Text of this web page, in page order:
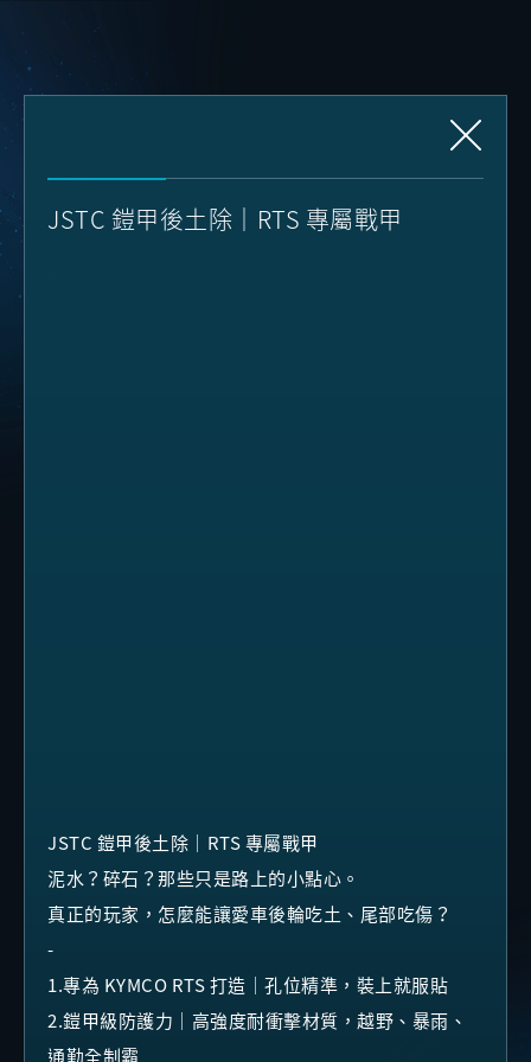
JSTC 鎧甲後土除｜RTS 專屬戰甲
JSTC 鎧甲後土除｜RTS 專屬戰甲
泥水？碎石？那些只是路上的小點心。
真正的玩家，怎麼能讓愛車後輪吃土、尾部吃傷？
-
1.專為 KYMCO RTS 打造｜孔位精準，裝上就服貼
2.鎧甲級防護力｜高強度耐衝擊材質，越野、暴雨、
通勤全制霸